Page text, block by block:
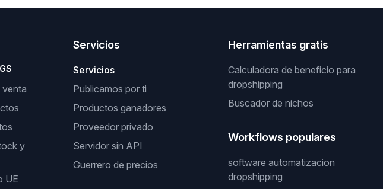
venta
y
UE
Servicios
Servicios
Publicamos por ti
Productos ganadores
Proveedor privado
Servidor sin API
Guerrero de precios
Herramientas gratis
Calculadora de beneficio para
dropshipping
Buscador de nichos
Workflows populares
software automatizacion
dropshipping